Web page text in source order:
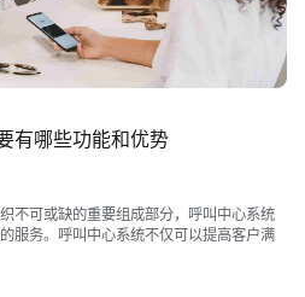
有哪些功能和优势
不可或缺的重要组成部分，呼叫中心系统
服务。呼叫中心系统不仅可以提高客户满